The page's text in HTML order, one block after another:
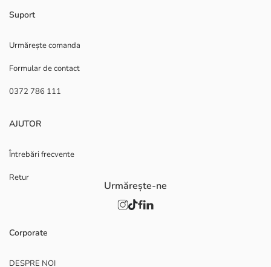
Suport
Urmărește comanda
Formular de contact
0372 786 111
AJUTOR
Întrebări frecvente
Retur
Corporate
DESPRE NOI
Urmărește-ne